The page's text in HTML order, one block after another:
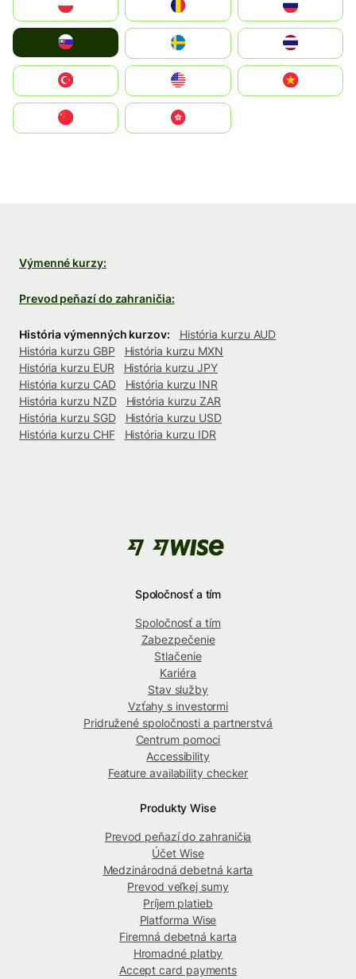
United States
中國香港特別行政區
Výmenné kurzy:
Prevod peňazí do zahraničia:
História výmenných kurzov:
História kurzu AUD
História kurzu GBP
História kurzu MXN
História kurzu EUR
História kurzu JPY
História kurzu CAD
História kurzu INR
História kurzu NZD
História kurzu ZAR
História kurzu SGD
História kurzu USD
História kurzu CHF
História kurzu IDR
Spoločnosť a tím
Spoločnosť a tím
Zabezpečenie
Stlačenie
Kariéra
Stav služby
Vzťahy s investormi
Pridružené spoločnosti a partnerstvá
Centrum pomoci
Accessibility
Feature availability checker
Produkty Wise
Prevod peňazí do zahraničia
Účet Wise
Medzinárodná debetná karta
Prevod veľkej sumy
Príjem platieb
Platforma Wise
Firemná debetná karta
Hromadné platby
Accept card payments